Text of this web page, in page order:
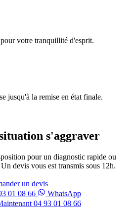
votre tranquillité d'esprit.
jusqu'à la remise en état finale.
s'aggraver
pour un diagnostic rapide ou
devis vous est transmis sous 12h.
un devis
01 08 66
WhatsApp
04 93 01 08 66